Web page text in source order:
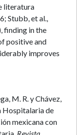
literatura
Stubb, et al.,
finding in the
positive and
improves
M. R. y Chávez,
Hospitalaria de
mexicana con